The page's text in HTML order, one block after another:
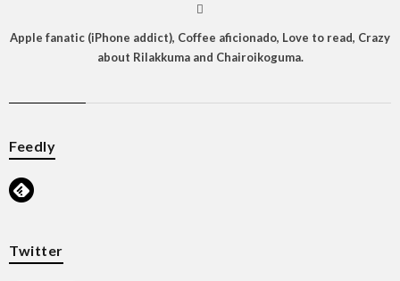

Apple fanatic (iPhone addict), Coffee aficionado, Love to read, Crazy
about Rilakkuma and Chairoikoguma.
Feedly
Twitter